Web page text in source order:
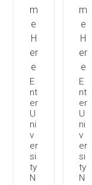
E
nt
er
U
ni
v
er
si
ty
N
E
nt
er
U
ni
v
er
si
ty
N